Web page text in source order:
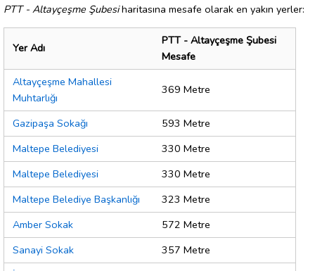
PTT - Altayçeşme Şubesiharitasına mesafe olarak en yakın yerler:
Yer Adı
PTT - Altayçeşme Şubesi
Mesafe
Altayçeşme Mahallesi
Muhtarlığı
369 Metre
Gazipaşa Sokağı
593 Metre
Maltepe Belediyesi
330 Metre
Maltepe Belediyesi
330 Metre
Maltepe Belediye Başkanlığı
323 Metre
Amber Sokak
572 Metre
Sanayi Sokak
357 Metre